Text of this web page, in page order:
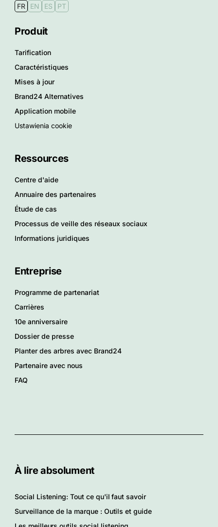
FR EN ES PT
Produit
Tarification
Caractéristiques
Mises à jour
Brand24 Alternatives
Application mobile
Ustawienia cookie
Ressources
Centre d'aide
Annuaire des partenaires
Étude de cas
Processus de veille des réseaux sociaux
Informations juridiques
Entreprise
Programme de partenariat
Carrières
10e anniversaire
Dossier de presse
Planter des arbres avec Brand24
Partenaire avec nous
FAQ
À lire absolument
Social Listening: Tout ce qu'il faut savoir
Surveillance de la marque : Outils et guide